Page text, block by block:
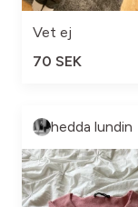
Vet ej
70 SEK
hedda lundin